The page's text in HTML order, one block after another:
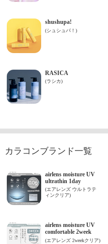
カラコンブランド一覧